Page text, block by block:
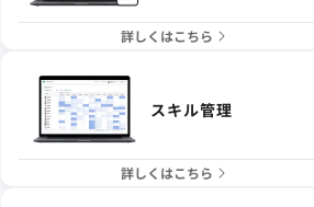
詳しくはこちら
スキル管理
詳しくはこちら